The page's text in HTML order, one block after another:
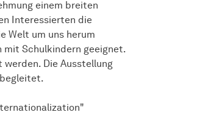
einem breiten
Interessierten die
Welt um uns herum
mit Schulkindern geeignet.
Die Ausstellung